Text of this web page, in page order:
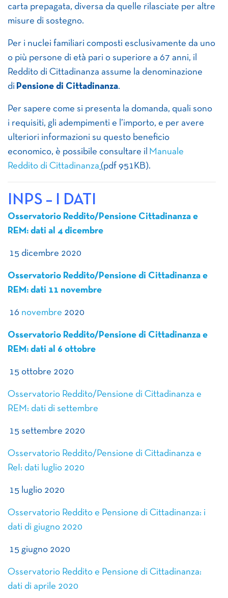
carta prepagata, diversa da quelle rilasciate per altre
misure di sostegno.
Per i nuclei familiari composti esclusivamente da uno
o più persone di età pari o superiore a 67 anni, il
Reddito di Cittadinanza assume la denominazione
di Pensione di Cittadinanza.
Per sapere come si presenta la domanda, quali sono
i requisiti, gli adempimenti e l’importo, e per avere
ulteriori informazioni su questo beneficio
economico, è possibile consultare il
Manuale
Reddito di Cittadinanza (pdf 951KB).
INPS – I DATI
Osservatorio Reddito/Pensione Cittadinanza e
REM: dati al 4 dicembre
15 dicembre 2020
Osservatorio Reddito/Pensione di Cittadinanza e
REM: dati 11 novembre
16 novembre 2020
Osservatorio Reddito/Pensione di Cittadinanza e
REM: dati al 6 ottobre
15 ottobre 2020
Osservatorio Reddito/Pensione di Cittadinanza e
REM: dati di settembre
15 settembre 2020
Osservatorio Reddito/Pensione di Cittadinanza e
ReI: dati luglio 2020
15 luglio 2020
Osservatorio Reddito e Pensione di Cittadinanza: i
dati di giugno 2020
15 giugno 2020
Osservatorio Reddito e Pensione di Cittadinanza:
dati di aprile 2020